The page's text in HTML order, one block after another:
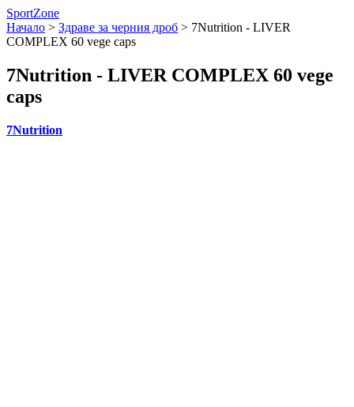
SportZone
Начало > Здраве за черния дроб > 7Nutrition - LIVER
COMPLEX 60 vege caps
7Nutrition - LIVER COMPLEX 60 vege
caps
7Nutrition